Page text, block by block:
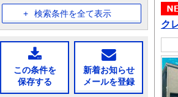
ク
検索条件を全て表示
この条件を
保存する
新着お知らせ
メールを登録